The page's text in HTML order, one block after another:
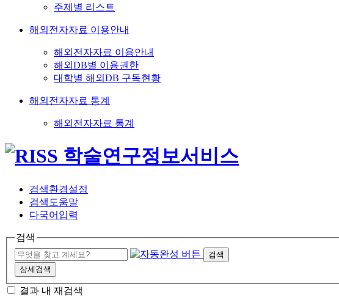
주제별 리스트
해외전자자료 이용안내
해외전자자료 이용안내
해외DB별 이용권한
대학별 해외DB 구독현황
해외전자자료 통계
해외전자자료 통계
검색환경설정
검색도움말
다국어입력
검색
검색
상세검색
결과 내 재검색